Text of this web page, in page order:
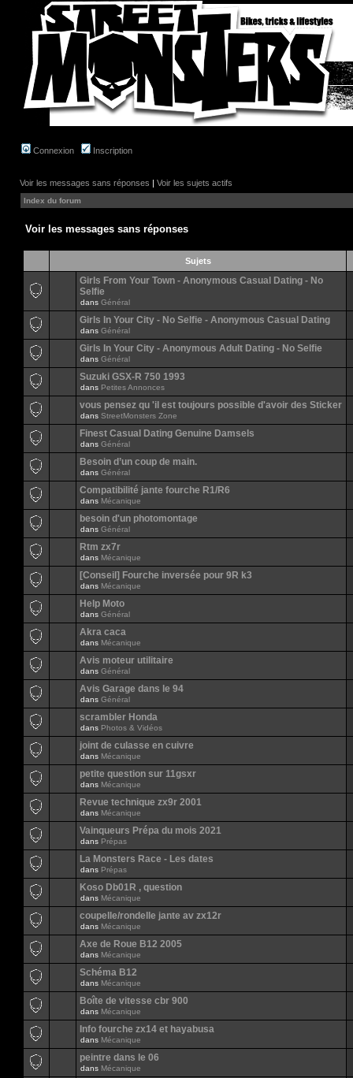
Connexion Inscription
Voir les messages sans réponses | Voir les sujets actifs
Index du forum
Voir les messages sans réponses
Sujets
Girls From Your Town - Anonymous Casual Dating - No
Selfie
dans Général
Girls In Your City - No Selfie - Anonymous Casual Dating
dans Général
Girls In Your City - Anonymous Adult Dating - No Selfie
dans Général
Suzuki GSX-R 750 1993
dans Petites Annonces
vous pensez qu 'il est toujours possible d'avoir des Sticker
dans StreetMonsters Zone
Finest Сasual Dating Genuine Damsels
dans Général
Besoin d’un coup de main.
dans Général
Compatibilité jante fourche R1/R6
dans Mécanique
besoin d'un photomontage
dans Général
Rtm zx7r
dans Mécanique
[Conseil] Fourche inversée pour 9R k3
dans Mécanique
Help Moto
dans Général
Akra caca
dans Mécanique
Avis moteur utilitaire
dans Général
Avis Garage dans le 94
dans Général
scrambler Honda
dans Photos & Vidéos
joint de culasse en cuivre
dans Mécanique
petite question sur 11gsxr
dans Mécanique
Revue technique zx9r 2001
dans Mécanique
Vainqueurs Prépa du mois 2021
dans Prépas
La Monsters Race - Les dates
dans Prépas
Koso Db01R , question
dans Mécanique
coupelle/rondelle jante av zx12r
dans Mécanique
Axe de Roue B12 2005
dans Mécanique
Schéma B12
dans Mécanique
Boîte de vitesse cbr 900
dans Mécanique
Info fourche zx14 et hayabusa
dans Mécanique
peintre dans le 06
dans Mécanique